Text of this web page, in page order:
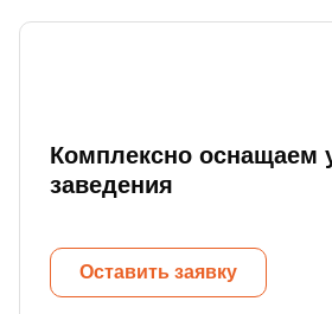
Комплексно оснащаем
заведения
Оставить заявку